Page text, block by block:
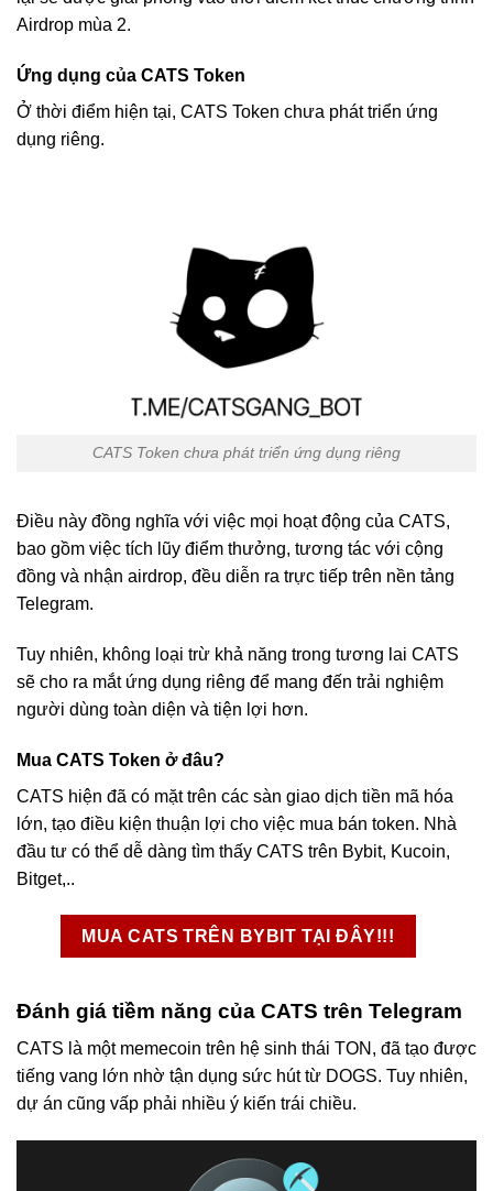
Airdrop mùa 2.
Ứng dụng của CATS Token
Ở thời điểm hiện tại, CATS Token chưa phát triển ứng
dụng riêng.
CATS Token chưa phát triển ứng dụng riêng
Điều này đồng nghĩa với việc mọi hoạt động của CATS,
bao gồm việc tích lũy điểm thưởng, tương tác với cộng
đồng và nhận airdrop, đều diễn ra trực tiếp trên nền tảng
Telegram.
Tuy nhiên, không loại trừ khả năng trong tương lai CATS
sẽ cho ra mắt ứng dụng riêng để mang đến trải nghiệm
người dùng toàn diện và tiện lợi hơn.
Mua CATS Token ở đâu?
CATS hiện đã có mặt trên các sàn giao dịch tiền mã hóa
lớn, tạo điều kiện thuận lợi cho việc mua bán token. Nhà
đầu tư có thể dễ dàng tìm thấy CATS trên Bybit, Kucoin,
Bitget,..
MUA CATS TRÊN BYBIT TẠI ĐÂY!!!
Đánh giá tiềm năng của CATS trên Telegram
CATS là một memecoin trên hệ sinh thái TON, đã tạo được
tiếng vang lớn nhờ tận dụng sức hút từ DOGS. Tuy nhiên,
dự án cũng vấp phải nhiều ý kiến trái chiều.